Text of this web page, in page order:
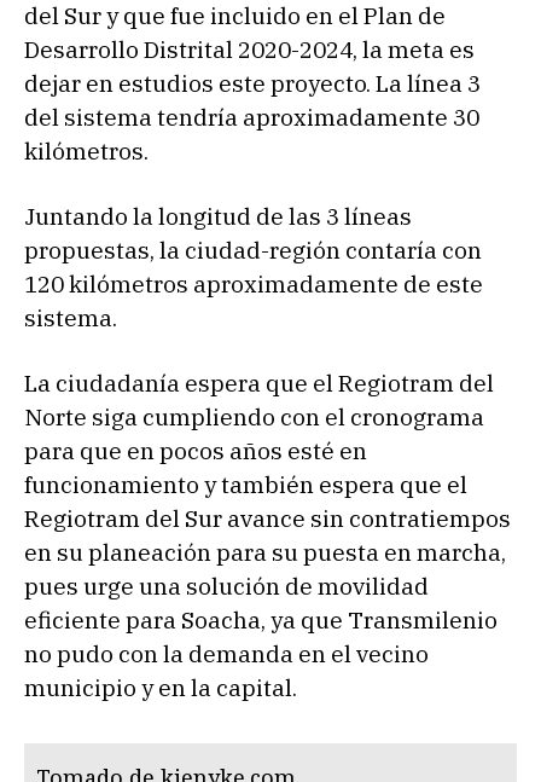
del Sur y que fue incluido en el Plan de
Desarrollo Distrital 2020-2024, la meta es
dejar en estudios este proyecto. La línea 3
del sistema tendría aproximadamente 30
kilómetros.
Juntando la longitud de las 3 líneas
propuestas, la ciudad-región contaría con
120 kilómetros aproximadamente de este
sistema.
La ciudadanía espera que el Regiotram del
Norte siga cumpliendo con el cronograma
para que en pocos años esté en
funcionamiento y también espera que el
Regiotram del Sur avance sin contratiempos
en su planeación para su puesta en marcha,
pues urge una solución de movilidad
eficiente para Soacha, ya que Transmilenio
no pudo con la demanda en el vecino
municipio y en la capital.